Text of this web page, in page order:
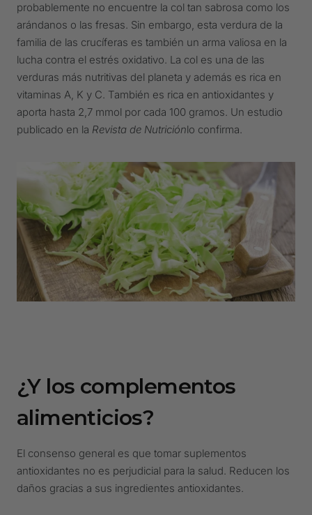
probablemente no encuentre la col tan sabrosa como los
arándanos o las fresas. Sin embargo, esta verdura de la
familia de las crucíferas es también un arma valiosa en la
lucha contra el estrés oxidativo. La col es una de las
verduras más nutritivas del planeta y además es rica en
vitaminas A, K y C. También es rica en antioxidantes y
aporta hasta 2,7 mmol por cada 100 gramos. Un estudio
publicado en la Revista de Nutriciónlo confirma.
¿Y los complementos
alimenticios?
El consenso general es que tomar suplementos
antioxidantes no es perjudicial para la salud. Reducen los
daños gracias a sus ingredientes antioxidantes.